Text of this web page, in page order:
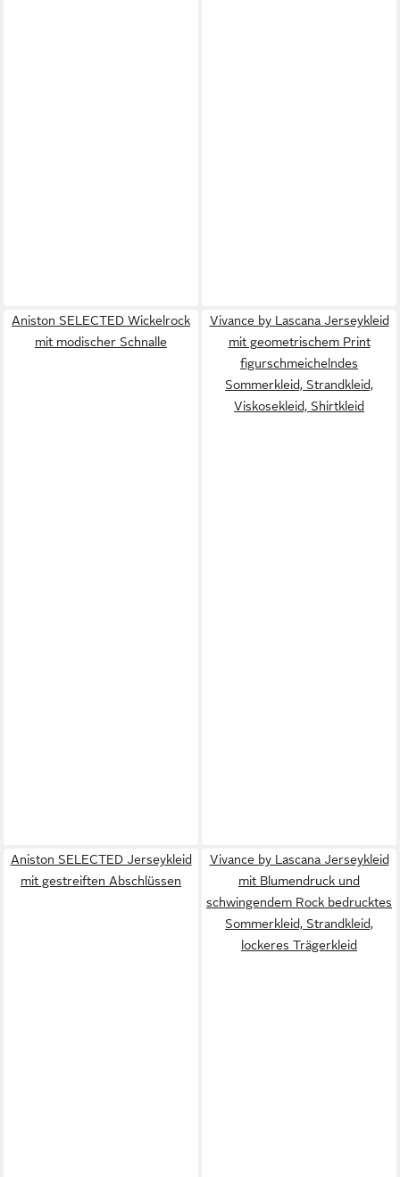
Aniston SELECTED Wickelrock
mit modischer Schnalle
Vivance by Lascana Jerseykleid
mit geometrischem Print
figurschmeichelndes
Sommerkleid, Strandkleid,
Viskosekleid, Shirtkleid
Aniston SELECTED Jerseykleid
mit gestreiften Abschlüssen
Vivance by Lascana Jerseykleid
mit Blumendruck und
schwingendem Rock bedrucktes
Sommerkleid, Strandkleid,
lockeres Trägerkleid